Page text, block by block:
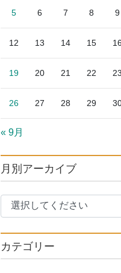
5 6 7 8 9
12 13 14 15 16
19 20 21 22 23
26 27 28 29
« 9月
月別アーカイブ
カテゴリー